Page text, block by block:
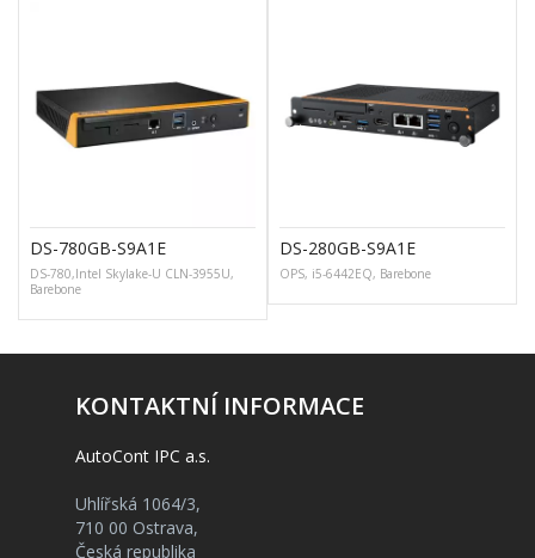
DS-780GB-S9A1E
DS-780,Intel Skylake-U CLN-3955U,
Barebone
DS-280GB-S9A1E
OPS, i5-6442EQ, Barebone
KONTAKTNÍ INFORMACE
AutoCont IPC a.s.
Uhlířská 1064/3,
710 00 Ostrava,
Česká republika